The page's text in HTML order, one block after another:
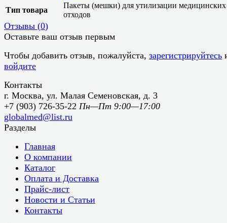
Тип товара
Пакеты (мешки) для утилизации медицинских
отходов
Отзывы (0)
Оставьте ваш отзыв первым
Чтобы добавить отзыв, пожалуйста, зарегистрируйтесь
войдите
Контакты
г. Москва, ул. Малая Семеновская, д. 3
+7 (903) 726-35-22 Пн—Пт 9:00—17:00
globalmed@list.ru
Разделы
Главная
О компании
Каталог
Оплата и Доставка
Прайс-лист
Новости и Статьи
Контакты